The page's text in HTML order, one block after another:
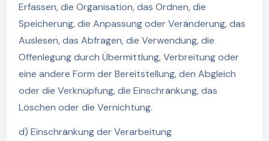
Erfassen, die Organisation, das Ordnen, die
Speicherung, die Anpassung oder Veränderung, das
Auslesen, das Abfragen, die Verwendung, die
Offenlegung durch Übermittlung, Verbreitung oder
eine andere Form der Bereitstellung, den Abgleich
oder die Verknüpfung, die Einschränkung, das
Löschen oder die Vernichtung.
d) Einschränkung der Verarbeitung